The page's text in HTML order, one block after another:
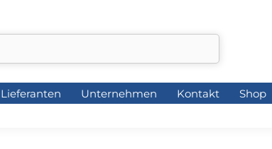
Lieferanten Unternehmen Kontakt Shop
Lieferanten Unternehmen Kontakt